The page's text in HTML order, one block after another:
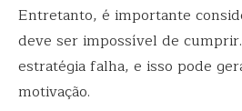
Entretanto, é importante
deve ser impossível de
estratégia falha, e isso pode
motivação.